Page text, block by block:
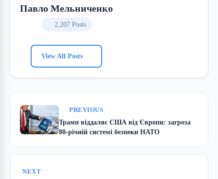
Павло Мельниченко
2,207 Posts
View All Posts
PREVIOUS
Трамп віддаляє США від Європи: загроза
80-річній системі безпеки НАТО
NEXT